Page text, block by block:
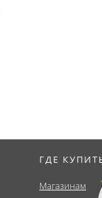
ГДЕ
Магазинам